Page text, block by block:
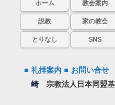
ホーム 教会案内
説教 家の教会
とりなし SNS
■ 礼拝案内 ■ お問い合せ
崎
宗教法人日本同盟